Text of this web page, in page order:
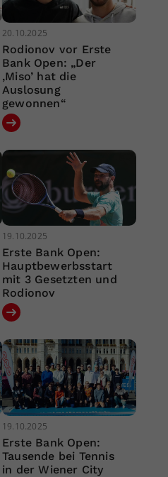
20.10.2025
Rodionov vor Erste
Bank Open: „Der
‚Miso’ hat die
Auslosung
gewonnen“
19.10.2025
Erste Bank Open:
Hauptbewerbsstart
mit 3 Gesetzten und
Rodionov
19.10.2025
Erste Bank Open:
Tausende bei Tennis
in der Wiener City